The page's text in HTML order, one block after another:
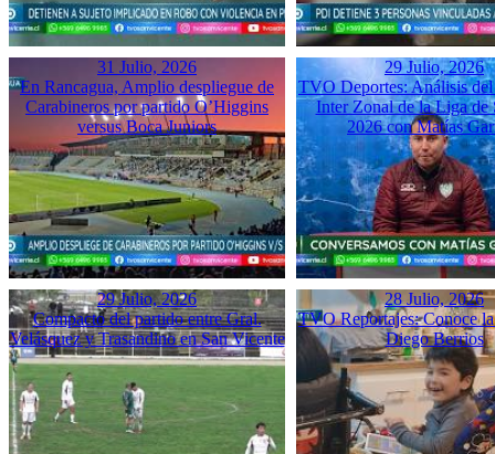
31 Julio, 2026
En Rancagua, Amplio despliegue de
Carabineros por partido O’Higgins
versus Boca Juniors
29 Julio, 2026
TVO Deportes: Análisis del
Inter Zonal de la Liga de
2026 con Matías
29 Julio, 2026
Compacto del partido entre Gral.
Velásquez y Trasandino en San Vicente
28 Julio, 2026
TVO Reportajes: Conoce
Diego Berrios